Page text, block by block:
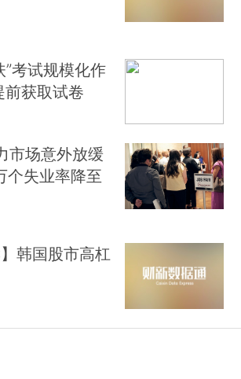
”考试规模化作
获取试卷
市场意外放缓
个失业率降至
】韩国股市高杠